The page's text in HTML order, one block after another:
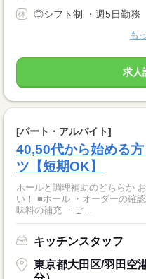
◎シフト制 ・週5日勤務
も
求人
[パート・アルバイト]
40,50代から始める
ツ【短期OK】
ホールと調理補助のどちらか
い！ ■ホール ・オーダーの確認 ・お茶や料理の提供 ・ソースなど調
味料の補充 ・ご...
キッチンスタッフ
東京都大田区/羽田空